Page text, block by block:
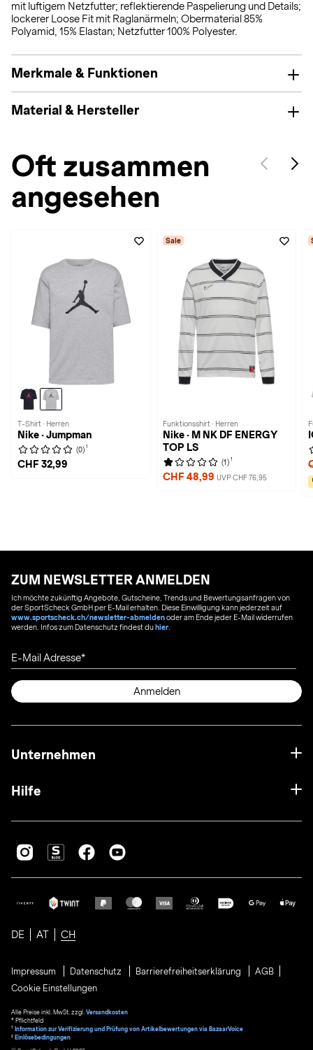
mit luftigem Netzfutter; reflektierende Paspelierung und Details;
lockerer Loose Fit mit Raglanärmeln; Obermaterial 85%
Polyamid, 15% Elastan; Netzfutter 100% Polyester.
Merkmale & Funktionen
Material & Hersteller
Oft zusammen
angesehen
T-Shirt · Herren
Nike · Jumpman
(0) 1
CHF 32,99
Sale
Funktionsshirt · Herren
Nike · M NK DF ENERGY
TOP LS
(1) 1
CHF 48,99 UVP CHF 76,95
ZUM NEWSLETTER ANMELDEN
Ich möchte zukünftig Angebote, Gutscheine, Trends und Bewertungsanfragen von
der SportScheck GmbH per E-Mail erhalten. Diese Einwilligung kann jederzeit auf
www.sportscheck.ch/newsletter-abmeldenoder am Ende jeder E-Mail widerrufen
werden. Infos zum Datenschutz findest duhier
E-Mail Adresse
Anmelden
Unternehmen
Hilfe
DE AT CH
Impressum Datenschutz Barrierefreiheitserklärung
AGB
Cookie Einstellungen
Alle Preise inkl. MwSt. zzgl. Versandkosten
* Pflichtfeld
1
Information zur Verifizierung und Prüfung von Artikelbewertungen via BazaarVoice
² Einlösebedingungen